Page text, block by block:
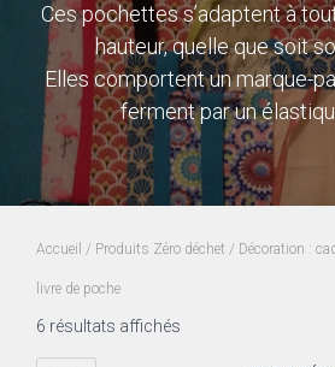
Ces pochettes s’adaptent à
hauteur, quelle que soit
Elles comportent un marque-
ferment par un
Accueil / Produits Zéro déchet / Décoration :
livre de poche
6 résultats affichés